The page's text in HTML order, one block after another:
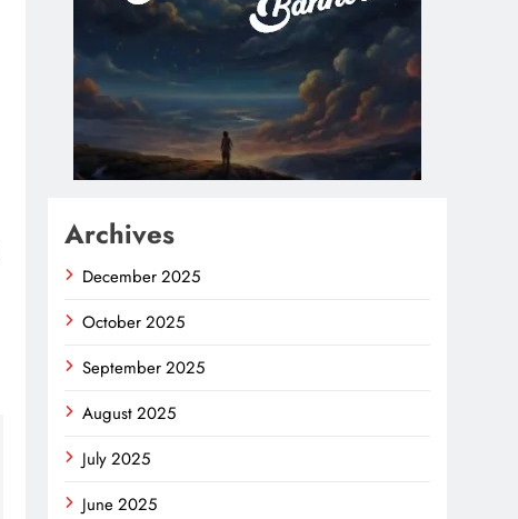
Archives
December 2025
October 2025
September 2025
August 2025
July 2025
June 2025